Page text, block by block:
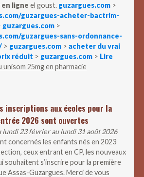
en ligne el goust. guzargues.com >
guzargues-acheter-bactrim-
guzargues.com >
guzargues-sans-ordonnance-
> guzargues.com > acheter du vrai
réduit > guzargues.com > Lire
unisom 25mg en pharmacie
inscriptions aux écoles pour la
2026 sont ouvertes
lundi 23 février au lundi 31 août 2026
concernés les enfants nés en 2023
ceux entrant en CP, les nouveaux
souhaitent s’inscrire pour la première
Assas-Guzargues. Merci de vous